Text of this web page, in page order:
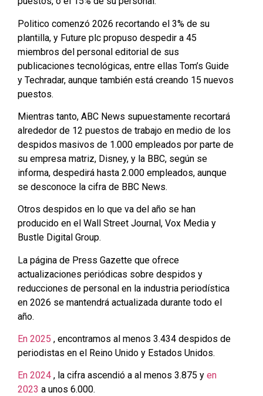
Politico comenzó 2026 recortando el 3% de su
plantilla, y Future plc propuso despedir a 45
miembros del personal editorial de sus
publicaciones tecnológicas, entre ellas Tom’s Guide
y Techradar, aunque también está creando 15 nuevos
puestos.
Mientras tanto, ABC News supuestamente recortará
alrededor de 12 puestos de trabajo en medio de los
despidos masivos de 1.000 empleados por parte de
su empresa matriz, Disney, y la BBC, según se
informa, despedirá hasta 2.000 empleados, aunque
se desconoce la cifra de BBC News.
Otros despidos en lo que va del año se han
producido en el Wall Street Journal, Vox Media y
Bustle Digital Group.
La página de Press Gazette que ofrece
actualizaciones periódicas sobre despidos y
reducciones de personal en la industria periodística
en 2026 se mantendrá actualizada durante todo el
año.
En 2025 , encontramos al menos 3.434 despidos de
periodistas en el Reino Unido y Estados Unidos.
En 2024 , la cifra ascendió a al menos 3.875 y en
2023 a unos 6.000.